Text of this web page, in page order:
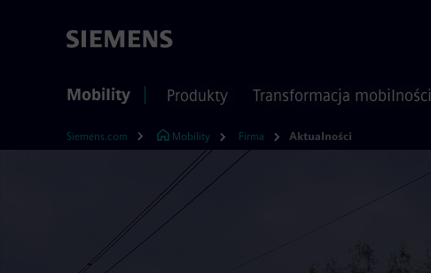
Mobility Produkty Transformacja mobilności
Siemens.com Mobility Firma Aktualności